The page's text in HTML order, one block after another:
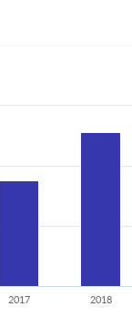
2017 2018